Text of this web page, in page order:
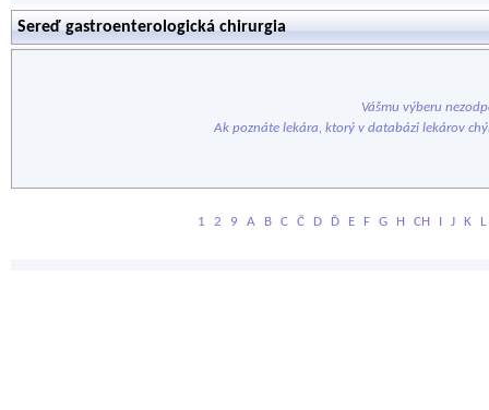
Sereď gastroenterologická chirurgia
Vášmu výberu
Ak poznáte lekára, ktorý v databázi lekárov
1 2 9 A B C Č D Ď E F G H CH I J K L